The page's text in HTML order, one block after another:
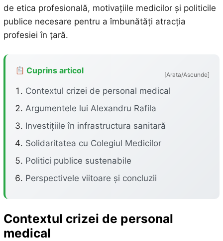
de etica profesională, motivațiile medicilor și politicile
publice necesare pentru a îmbunătăți atracția
profesiei în țară.
Cuprins articol [Arata/Ascunde]
Contextul crizei de personal medical
Argumentele lui Alexandru Rafila
Investițiile în infrastructura sanitară
Solidaritatea cu Colegiul Medicilor
Politici publice sustenabile
Perspectivele viitoare și concluzii
Contextul crizei de personal
medical